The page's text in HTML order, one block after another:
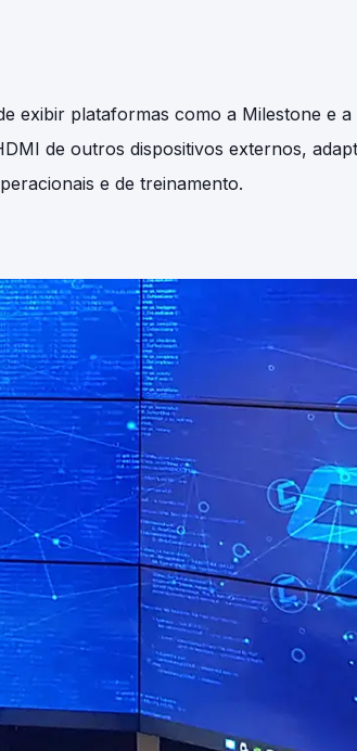
exibir plataformas como a Milestone e
de outros dispositivos externos,
e de treinamento.